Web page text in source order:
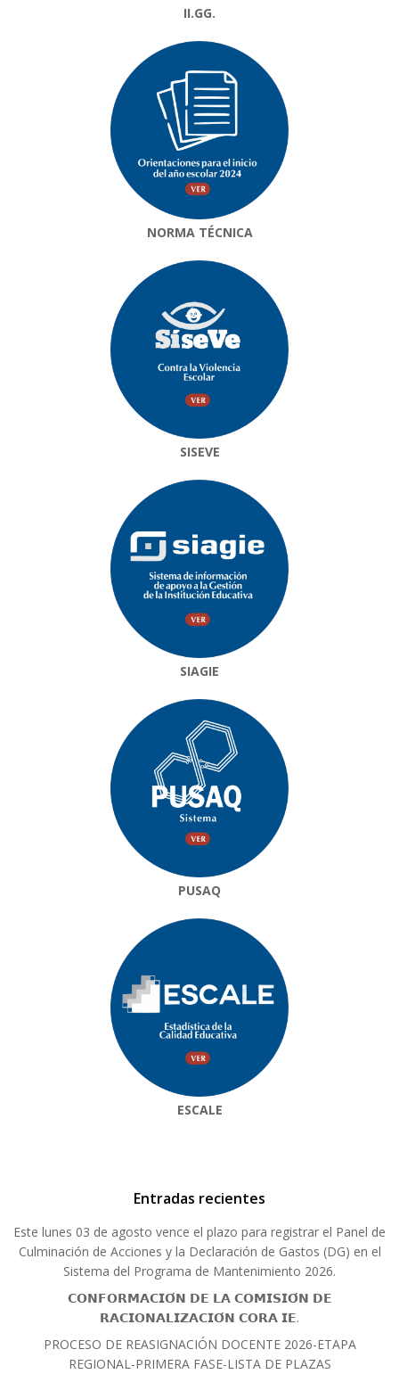
II.GG.
NORMA TÉCNICA
SISEVE
SIAGIE
PUSAQ
ESCALE
Entradas recientes
Este lunes 03 de agosto vence el plazo para registrar el Panel de
Culminación de Acciones y la Declaración de Gastos (DG) en el
Sistema del Programa de Mantenimiento 2026.
𝗖𝗢𝗡𝗙𝗢𝗥𝗠𝗔𝗖𝗜𝗢́𝗡 𝗗𝗘 𝗟𝗔 𝗖𝗢𝗠𝗜𝗦𝗜𝗢́𝗡 𝗗𝗘
𝗥𝗔𝗖𝗜𝗢𝗡𝗔𝗟𝗜𝗭𝗔𝗖𝗜𝗢́𝗡 𝗖𝗢𝗥𝗔 𝗜𝗘.
PROCESO DE REASIGNACIÓN DOCENTE 2026-ETAPA
REGIONAL-PRIMERA FASE-LISTA DE PLAZAS